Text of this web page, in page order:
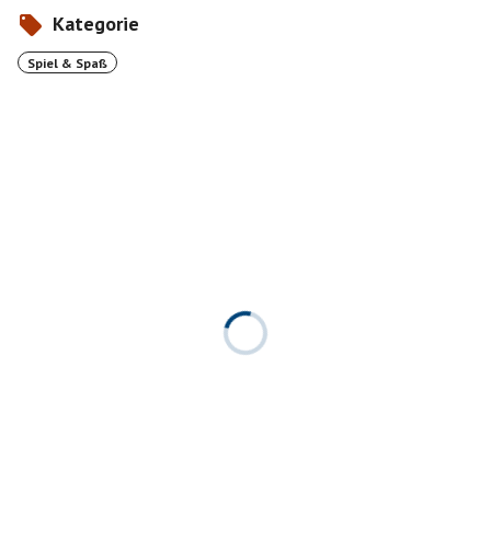
Kategorie
Spiel & Spaß